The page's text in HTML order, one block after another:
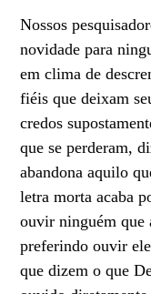
Nossos
novidade para
em clima de
fiéis que deixam
credos
que se perderam,
abandona aquilo
letra morta acaba
ouvir ninguém que
preferindo ouvir
que dizem o que